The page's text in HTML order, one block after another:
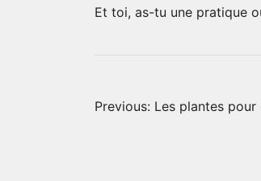
Et toi, as-tu une pratique
Previous: Les plantes pour